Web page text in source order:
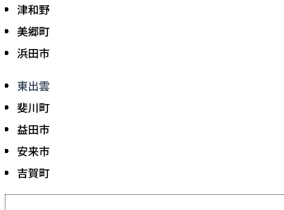
津和野
美郷町
浜田市
東出雲
斐川町
益田市
安来市
吉賀町